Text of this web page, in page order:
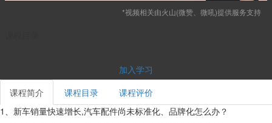
*视频相关由火山(微赞、微吼)提供服务支持
加入学习
课程简介
课程目录
课程评价
1
、新车销量快速增长,汽车配件尚未标准化、品牌化怎么办？